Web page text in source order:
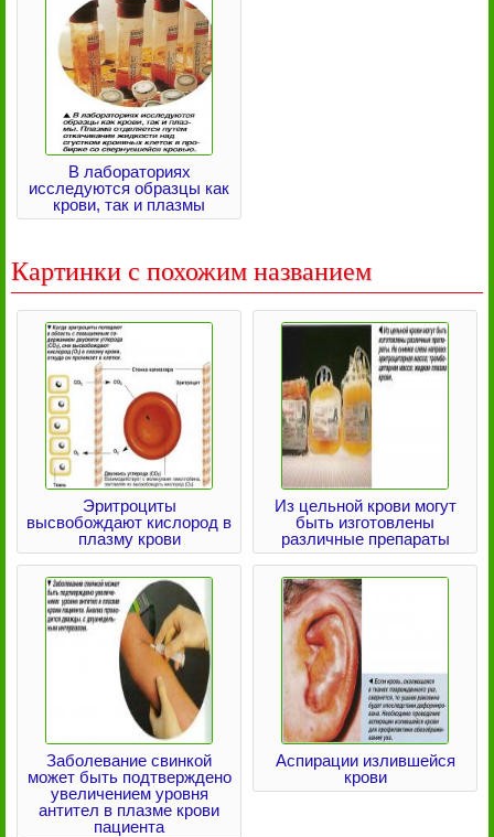
В лабораториях
исследуются образцы как
крови, так и плазмы
Картинки с похожим названием
Эритроциты
высвобождают кислород в
плазму крови
Из цельной крови могут
быть изготовлены
различные препараты
Заболевание свинкой
может быть подтверждено
увеличением уровня
антител в плазме крови
пациента
Аспирации излившейся
крови